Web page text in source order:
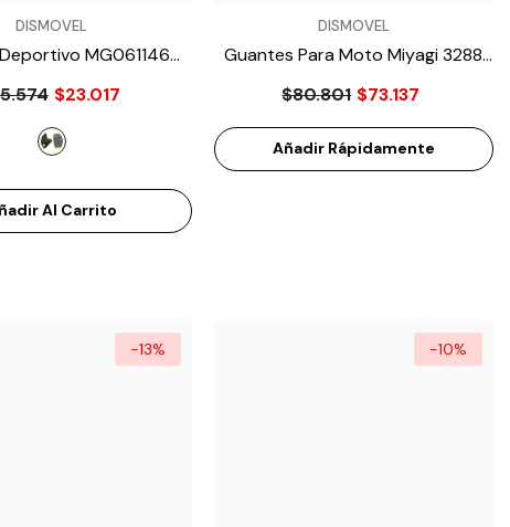
DISMOVEL
MG061146
- Verde Lima
$23.017
Al Carrito
DISMOVEL
Guantes Para Moto Miyagi 3288
NEG
$80.801 $73.137
Añadir Rápidamente
-13% -10%